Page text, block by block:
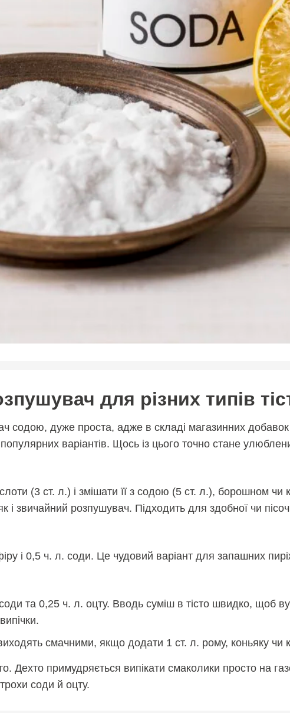
для різних типів
содою, дуже проста, адже в складі магазинних добавок
варіантів. Щось із цього точно стане
(3 ст. л.) і змішати її з содою (5 ст. л.), борошном чи
і звичайний розпушувач. Підходить для здобної чи
і 0,5 ч. л. соди. Це чудовий варіант для запашних
та 0,25 ч. л. оцту. Вводь суміш в тісто швидко, щоб
смачними, якщо додати 1 ст. л. рому, коньяку чи
Дехто примудряється випікати смаколики просто на
соди й оцту.